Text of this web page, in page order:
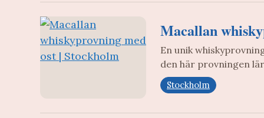
Macallan
En unik
den här provningen
Stockholm